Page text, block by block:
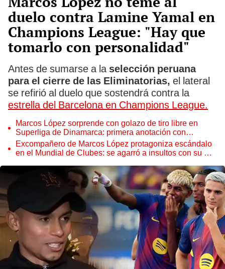
duelo contra Lamine Yamal en
Champions League: "Hay que
tomarlo con personalidad"
Antes de sumarse a la selección peruana
para el cierre de las Eliminatorias, el lateral
se refirió al duelo que sostendrá contra la
estrella del Barcelona en Champions League.
Marcos López sorprende con golazo de tiro libre en
Superliga de Dinamarca: primera anotación con
Copenhague
Excompañero de Marcos López protagoniza escándalo
en el Mundial de Clubes: se agarró a insultos con su DT